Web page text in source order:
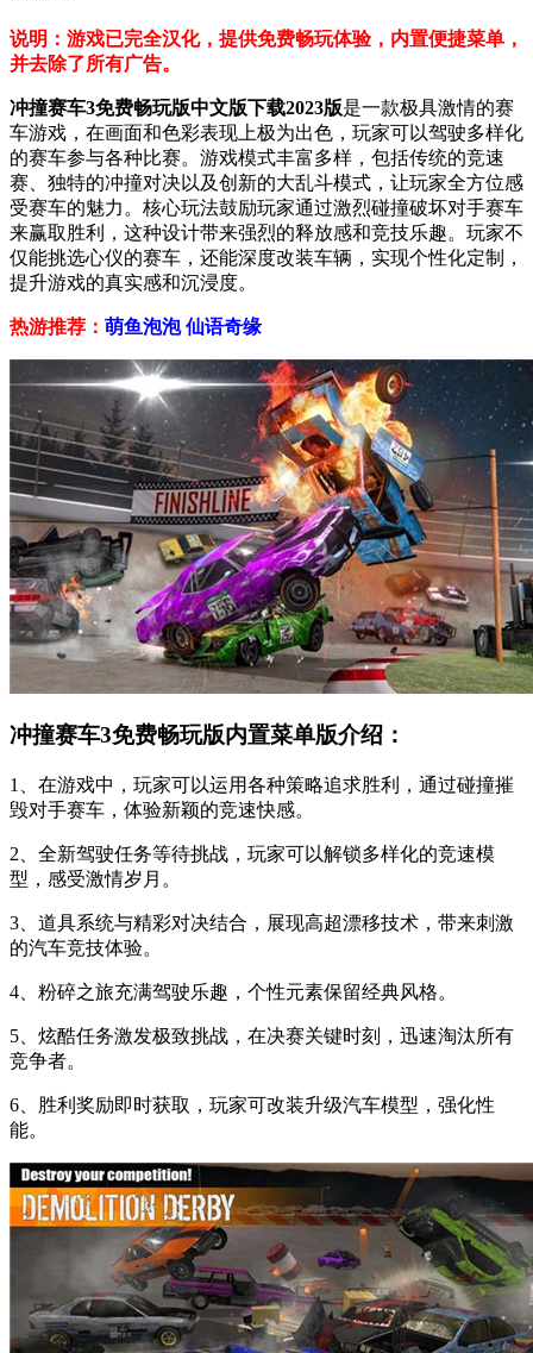
说明：游戏已完全汉化，提供免费畅玩体验，内置便捷菜单，
并去除了所有广告。
冲撞赛车3免费畅玩版中文版下载2023版是一款极具激情的赛
车游戏，在画面和色彩表现上极为出色，玩家可以驾驶多样化
的赛车参与各种比赛。游戏模式丰富多样，包括传统的竞速
赛、独特的冲撞对决以及创新的大乱斗模式，让玩家全方位感
受赛车的魅力。核心玩法鼓励玩家通过激烈碰撞破坏对手赛车
来赢取胜利，这种设计带来强烈的释放感和竞技乐趣。玩家不
仅能挑选心仪的赛车，还能深度改装车辆，实现个性化定制，
提升游戏的真实感和沉浸度。
热游推荐： 萌鱼泡泡 仙语奇缘
冲撞赛车3免费畅玩版内置菜单版介绍：
1、在游戏中，玩家可以运用各种策略追求胜利，通过碰撞摧
毁对手赛车，体验新颖的竞速快感。
2、全新驾驶任务等待挑战，玩家可以解锁多样化的竞速模
型，感受激情岁月。
3、道具系统与精彩对决结合，展现高超漂移技术，带来刺激
的汽车竞技体验。
4、粉碎之旅充满驾驶乐趣，个性元素保留经典风格。
5、炫酷任务激发极致挑战，在决赛关键时刻，迅速淘汰所有
竞争者。
6、胜利奖励即时获取，玩家可改装升级汽车模型，强化性
能。